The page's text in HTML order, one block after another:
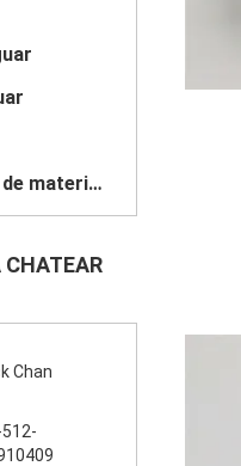
Goma de la impresión de materia textil
CHATEAR
Chan